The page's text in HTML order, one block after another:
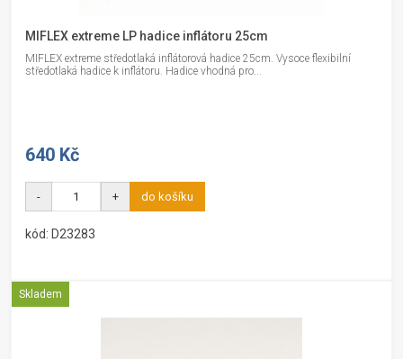
MIFLEX extreme LP hadice inflátoru 25cm
MIFLEX extreme středotlaká inflátorová hadice 25cm. Vysoce flexibilní
středotlaká hadice k inflátoru. Hadice vhodná pro...
640 Kč
- + do košíku
kód: D23283
Skladem